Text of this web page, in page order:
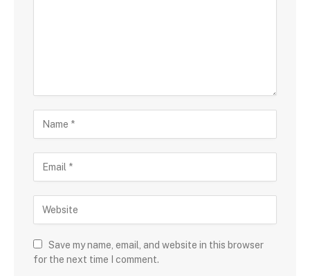
Save my name, email, and website in this browser
for the next time I comment.